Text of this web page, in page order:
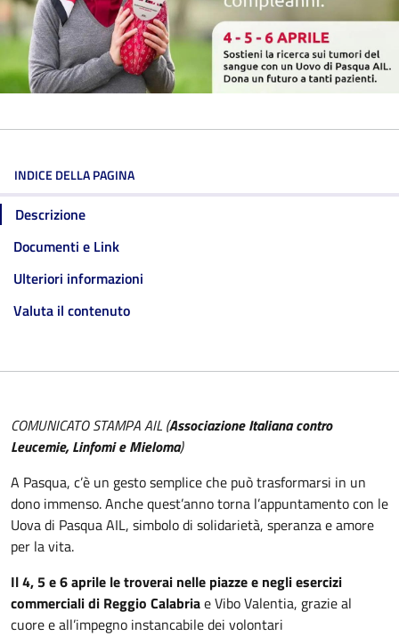
INDICE DELLA PAGINA
Descrizione
Documenti e Link
Ulteriori informazioni
Valuta il contenuto
COMUNICATO STAMPA AIL (Associazione Italiana contro
Leucemie, Linfomi e Mieloma)
A Pasqua, c’è un gesto semplice che può trasformarsi in un
dono immenso. Anche quest’anno torna l’appuntamento con le
Uova di Pasqua AIL, simbolo di solidarietà, speranza e amore
per la vita.
Il 4, 5 e 6 aprile le troverai nelle piazze e negli esercizi
commerciali di Reggio Calabriae Vibo Valentia, grazie al
cuore e all’impegno instancabile dei volontari